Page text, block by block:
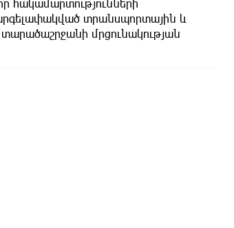
հակամարտությունների
տրանսպորտային և
մրցունակության